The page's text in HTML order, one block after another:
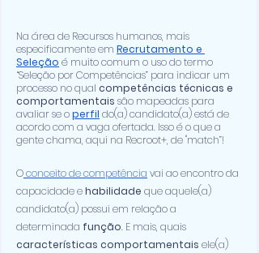
Na área de Recursos humanos, mais
especificamente em Recrutamento e
Seleção é muito comum o uso do termo
“Seleção por Competências” para indicar um
processo no qual competências técnicas e
comportamentais são mapeadas para
avaliar se o perfil do(a) candidato(a) está de
acordo com a vaga ofertada. Isso é o que a
gente chama, aqui na Recroot+, de "match”!
O conceito de competência vai ao encontro da
capacidade e habilidade que aquele(a)
candidato(a) possui em relação a
determinada função. E mais, quais
características comportamentais ele(a)